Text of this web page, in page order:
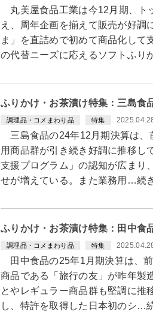
丸美屋食品工業は今12月期、ト
え、周年企画を揃えて販売が好調
ま」を直詰めで初めて商品化して
の代替ニーズに応えるソフトふり
ふりかけ・お茶漬け特集：三島
調理品・コメまわり品 特集
三島食品の24年12月期決算は、
用商品群が引き続き好調に推移し
支援プログラム」の認知が広まり
せが増えている。また業務用…続
ふりかけ・お茶漬け特集：田中
調理品・コメまわり品 特集
田中食品の25年1月期決算は、
商品である「旅行の友」が昨年製
とやレギュラー商品群も堅調に
し、特許を取得した日本初のシ…